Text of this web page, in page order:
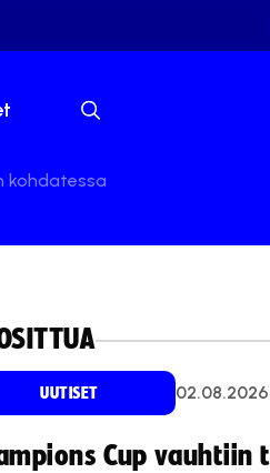
kohdatessa
UUTISET 02.08.2026
Cup vauhtiin